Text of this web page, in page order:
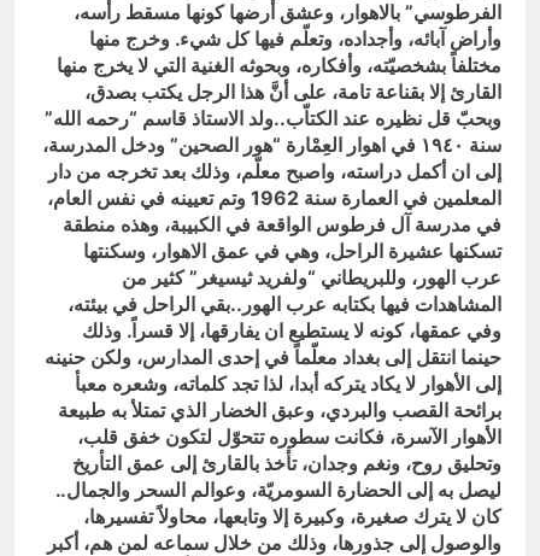
الفرطوسي” بالاهوار، وعشق أرضها كونها مسقط رأسه،
وأراض آبائه، وأجداده، وتعلّم فيها كل شيء. وخرج منها
مختلفاً بشخصيّته، وأفكاره، وبحوثه الغنية التي لا يخرج منها
القارئ إلا بقناعة تامة، على أنَّ هذا الرجل يكتب بصدق،
وبحبّ قل نظيره عند الكتاّب..ولد الاستاذ قاسم “رحمه الله”
سنة ١٩٤٠ في اهوار العِمْارة “هور الصحين” ودخل المدرسة،
إلى ان أكمل دراسته، واصبح معلّم، وذلك بعد تخرجه من دار
المعلمين في العمارة سنة 1962 وتم تعيينه في نفس العام،
في مدرسة آل فرطوس الواقعة في الكبيبة، وهذه منطقة
تسكنها عشيرة الراحل، وهي في عمق الاهوار، وسكنتها
عرب الهور، وللبريطاني “ولفريد ثيسيغر” كثير من
المشاهدات فيها بكتابه عرب الهور..بقي الراحل في بيئته،
وفي عمقها، كونه لا يستطيع ان يفارقها، إلا قسراً. وذلك
حينما انتقل إلى بغداد معلّماً في إحدى المدارس، ولكن حنينه
إلى الأهوار لا يكاد يتركه أبدا، لذا تجد كلماته، وشعره معبأ
برائحة القصب والبردي، وعبق الخضار الذي تمتلأ به طبيعة
الأهوار الآسرة، فكانت سطوره تتحوّل لتكون خفق قلب،
وتحليق روح، ونغم وجدان، تأخذ بالقارئ إلى عمق التأريخ
ليصل به إلى الحضارة السومريّة، وعوالم السحر والجمال..
كان لا يترك صغيرة، وكبيرة إلا وتابعها، محاولاً تفسيرها،
والوصول إلى جذورها، وذلك من خلال سماعه لمن هم، أكبر